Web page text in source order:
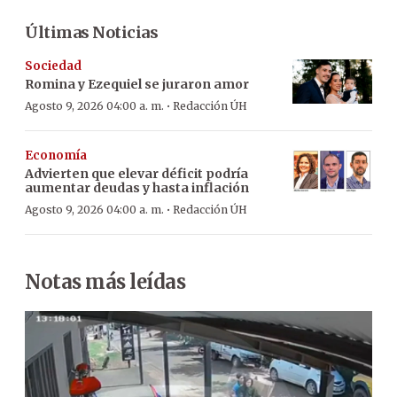
Últimas Noticias
Sociedad
Romina y Ezequiel se juraron amor
Agosto 9, 2026 04:00 a. m. · Redacción ÚH
Economía
Advierten que elevar déficit podría
aumentar deudas y hasta inflación
Agosto 9, 2026 04:00 a. m. · Redacción ÚH
Notas más leídas